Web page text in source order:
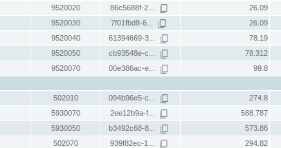
9520020 86c5688f-2... 26.09
9520030 7f01fbd8-6... 26.09
9520040 61394669-3... 78.19
9520050 cb93548e-c... 78.312
9520070 00e386ac-e... 99.8
502010 094b96e5-c... 274.8
5930070 2ee12b9a-f... 588.787
5930050 b3492c68-8... 573.86
502070 939f82ec-1... 294.82